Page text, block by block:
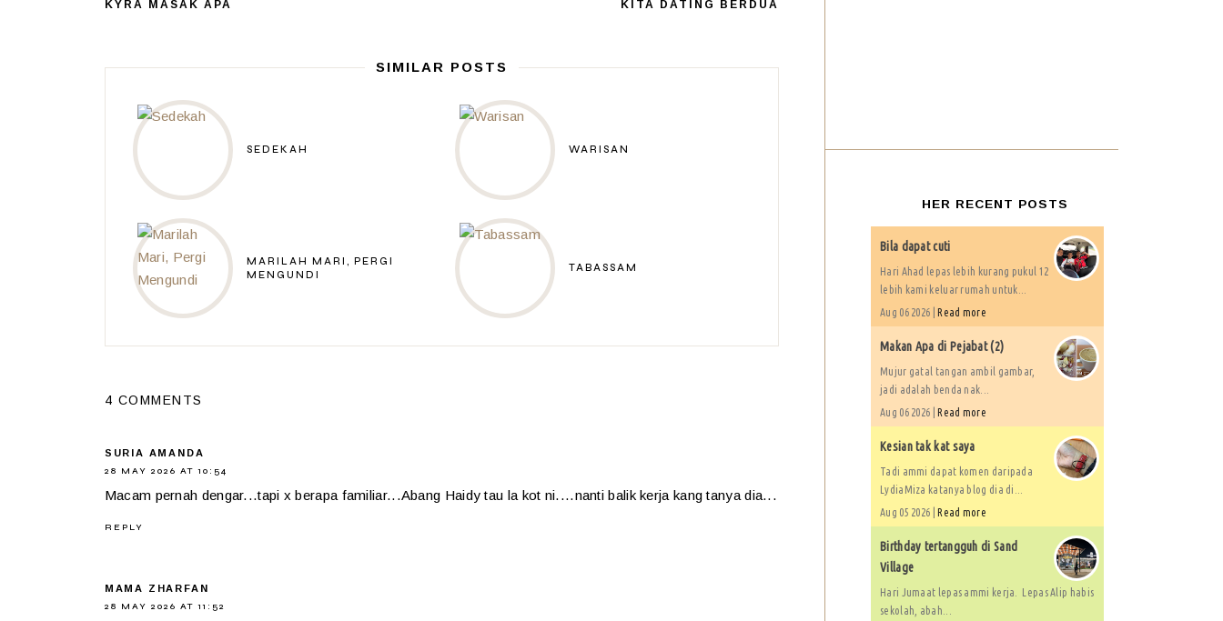
KYRA MASAK APA KITA DATING BERDUA
SIMILAR POSTS
SEDEKAH WARISAN
MARILAH MARI, PERGI
MENGUNDI
TABASSAM
4 COMMENTS
SURIA AMANDA
28 MAY 2026 AT 10:54
Macam pernah dengar...tapi x berapa familiar...Abang Haidy tau la kot ni....nanti balik kerja kang tanya dia...
REPLY
MAMA ZHARFAN
28 MAY 2026 AT 11:52
HER RECENT POSTS
Bila dapat cuti
Hari Ahad lepas lebih kurang pukul 12
lebih kami keluar rumah untuk...
Aug 06 2026 | Read more
Makan Apa di Pejabat (2)
Mujur gatal tangan ambil gambar,
jadi adalah benda nak...
Aug 06 2026 | Read more
Kesian tak kat saya
Tadi ammi dapat komen daripada
LydiaMiza katanya blog dia di...
Aug 05 2026 | Read more
Birthday tertangguh di Sand
Village
Hari Jumaat lepas ammi kerja. Lepas Alip habis
sekolah, abah...